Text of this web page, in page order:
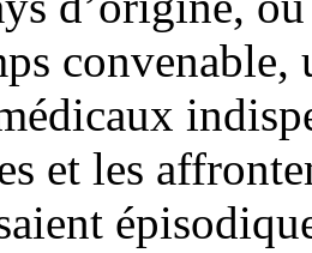
convenable,
et les